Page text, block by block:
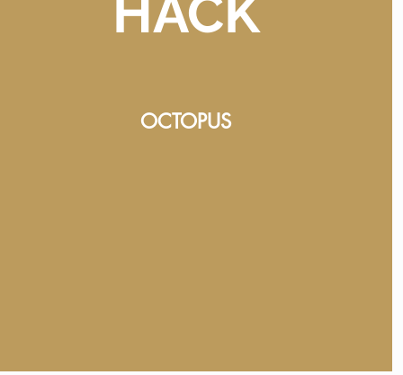
HACK
OCTOPUS